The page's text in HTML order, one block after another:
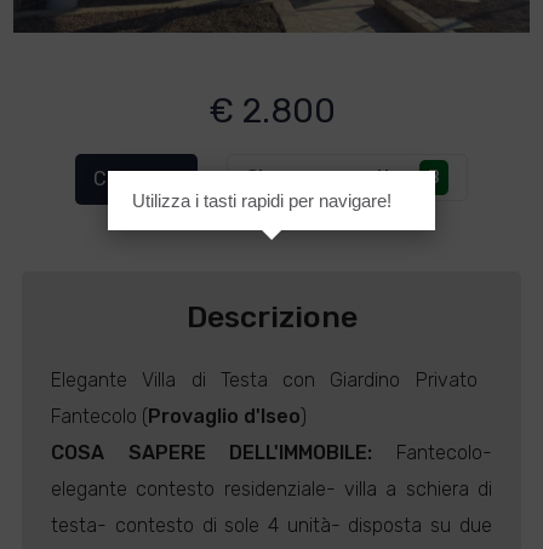
€ 2.800
Cod. 1145 Classe energetica: B
Descrizione
Elegante Villa di Testa con Giardino Privato 
Fantecolo (Provaglio d'Iseo)
COSA SAPERE DELL'IMMOBILE: Fantecolo-
elegante contesto residenziale- villa a schiera di
testa- contesto di sole 4 unità- disposta su due
Utilizza i tasti rapidi per navigare!